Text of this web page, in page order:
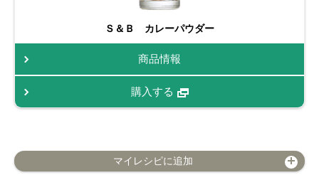
Ｓ＆Ｂ カレーパウダー
商品情報
購入する
マイレシピに追加